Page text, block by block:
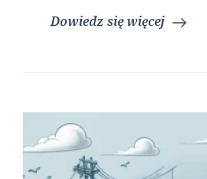
Dowiedz się więcej